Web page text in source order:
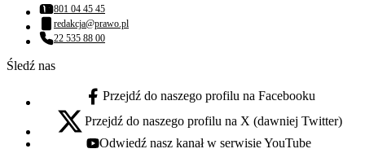
Numer telefonu:
801 04 45 45
Adres email:
redakcja@prawo.pl
Numer telefonu:
22 535 88 00
Śledź nas
facebook - otwiera się w nowej karcie
Przejdź do naszego profilu na Facebooku
x - otwiera się w nowej karcie
Przejdź do naszego profilu na X (dawniej Twitter)
youtube - otwiera się w nowej karcie
Odwiedź nasz kanał w serwisie YouTube